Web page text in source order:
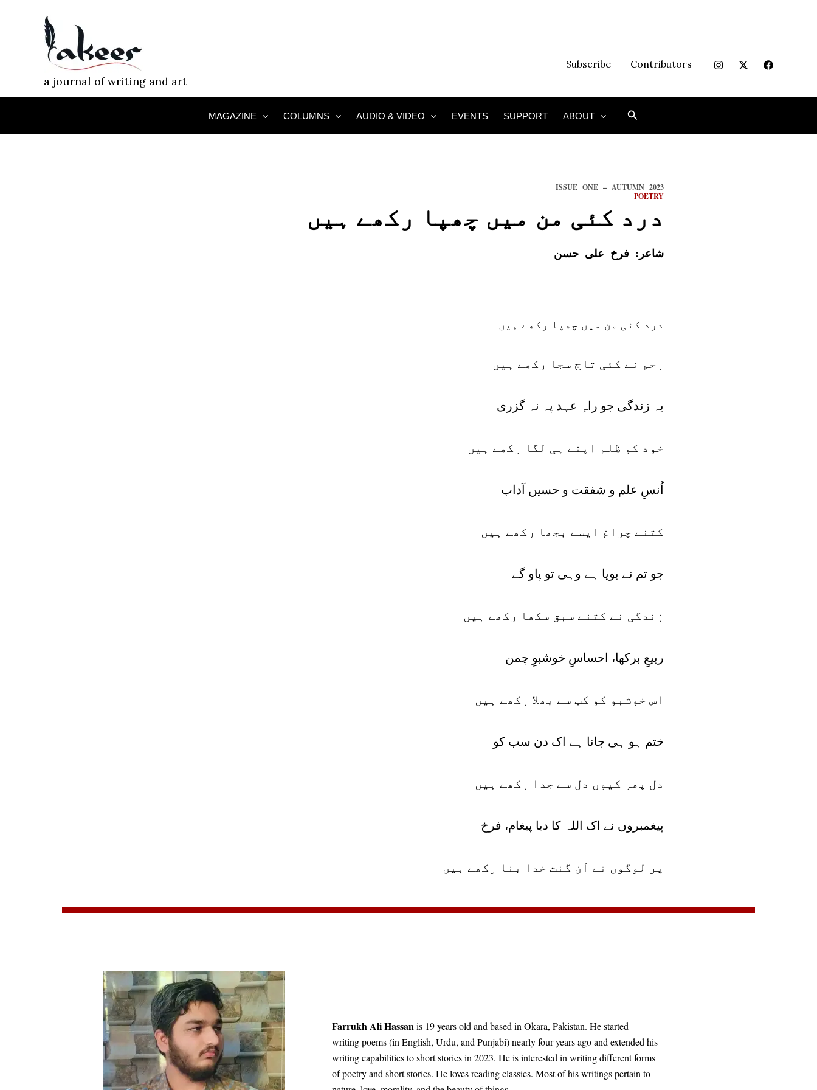
a journal of writing and art
Subscribe Contributors
MAGAZINE COLUMNS AUDIO & VIDEO EVENTS SUPPORT ABOUT Search
ISSUE ONE – AUTUMN 2023
POETRY
درد کئی من میں چھپا رکھے ہیں
شاعر: فرخ علی حسن
درد کئی من میں چھپا رکھے ہیں
رحم نے کئی تاج سجا رکھے ہیں
یہ زندگی جو راہِ عہد پہ نہ گزری
خود کو ظلم اپنے ہی لگا رکھے ہیں
اُنسِ علم و شفقت و حسیں آداب
کتنے چراغ ایسے بجھا رکھے ہیں
جو تم نے بویا ہے وہی تو پاو گے
زندگی نے کتنے سبق سکھا رکھے ہیں
ربیعِ برکھا، احساسِ خوشبوِ چمن
اس خوشبو کو کب سے بھلا رکھے ہیں
ختم ہو ہی جانا ہے اک دن سب کو
دل پھر کیوں دل سے جدا رکھے ہیں
پیغمبروں نے اک اللہ کا دیا پیغام، فرخ
پر لوگوں نے اَن گنت خدا بنا رکھے ہیں
Farrukh Ali Hassanis 19 years old and based in Okara, Pakistan. He started
writing poems (in English, Urdu, and Punjabi) nearly four years ago and extended his
writing capabilities to short storiesin2023. He is interested in writing different forms
of poetry and short stories. He loves reading classics. Most of his writings pertain to